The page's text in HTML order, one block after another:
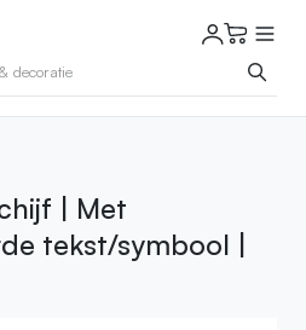
| Met
tekst/symbool |